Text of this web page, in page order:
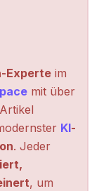
Experte im
mit über
KI-
. Jeder
, um